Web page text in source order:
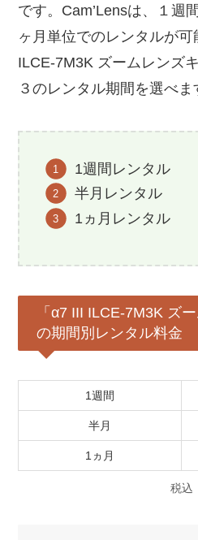
です。Cam’Lensは、１週
ヶ月単位でのレンタルが
ILCE-7M3K ズームレンズ
３のレンタル期間を選べま
1週間レンタル
半月レンタル
1ヵ月レンタル
「α7 III ILCE-7M3K ズ
の期間別レンタル料金
1週間
半月
1ヵ月
税込